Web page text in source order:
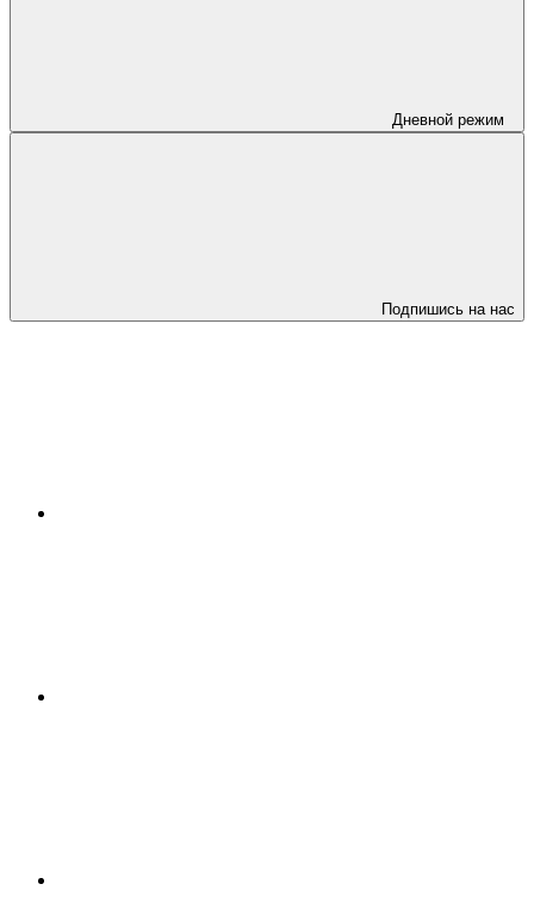
Дневной режим
Подпишись на нас